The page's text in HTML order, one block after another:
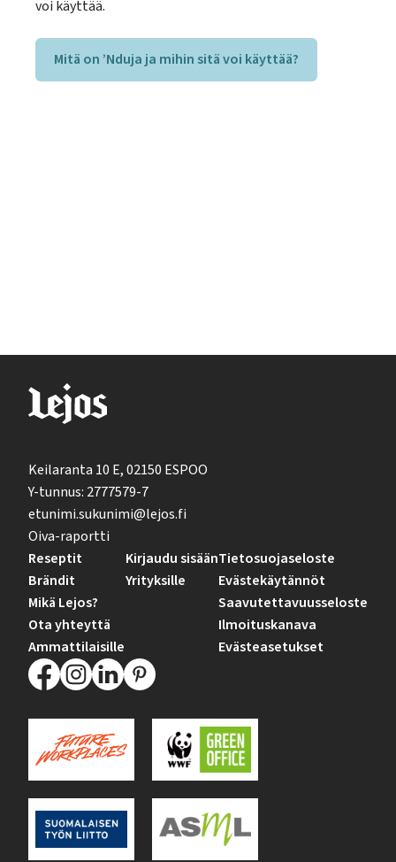
voi käyttää.
Mitä on ’Nduja ja mihin sitä voi käyttää?
Keilaranta 10 E, 02150 ESPOO
Y-tunnus: 2777579-7
etunimi.sukunimi@lejos.fi
Oiva-raportti
Reseptit
Brändit
Mikä Lejos?
Ota yhteyttä
Ammattilaisille
Kirjaudu sisään
Yrityksille
Tietosuojaseloste
Evästekäytännöt
Saavutettavuusseloste
Ilmoituskanava
Evästeasetukset